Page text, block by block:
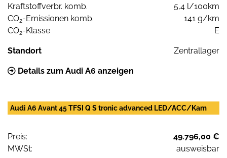
Kraftstoffverbr. komb.
5,4 l/100km
CO2-Emissionen komb.
141 g/km
CO2-Klasse E
Standort Zentrallager
Details zum Audi A6 anzeigen
Audi A6 Avant 45 TFSI Q S tronic advanced LED/ACC/Kam
Preis:
49.796,00 €
MWSt:
ausweisbar